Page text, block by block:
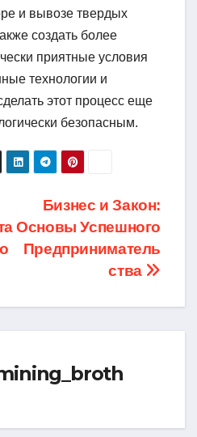
и вывозе твердых
создать более
приятные условия
технологии и
этот процесс еще
безопасным.
Бизнес и Закон:
Основы Успешного
Предприниматель
ства